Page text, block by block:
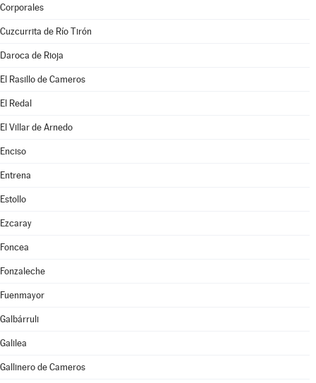
Corporales
Cuzcurrita de Río Tirón
Daroca de Rioja
El Rasillo de Cameros
El Redal
El Villar de Arnedo
Enciso
Entrena
Estollo
Ezcaray
Foncea
Fonzaleche
Fuenmayor
Galbárruli
Galilea
Gallinero de Cameros